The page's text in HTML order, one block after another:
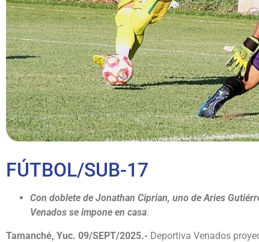
FÚTBOL/SUB-17
Con doblete de Jonathan Ciprian, uno de Aries
Venados se impone en casa.
Tamanché, Yuc. 09/SEPT/2025.- Deportiva Venados